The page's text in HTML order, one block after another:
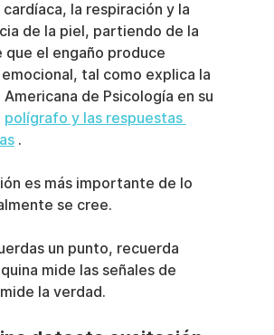
la respiración y la
de la piel, partiendo de la
que el engaño produce
tal como explica la
de Psicología en su
polígrafo y las respuestas
.
es más importante de lo
se cree.
un punto, recuerda
mide las señales de
la verdad.